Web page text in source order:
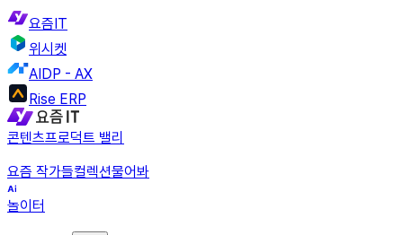
요즘IT
위시켓
AIDP - AX
Rise ERP
콘텐츠프로덕트 밸리
요즘 작가들컬렉션물어봐
놀이터